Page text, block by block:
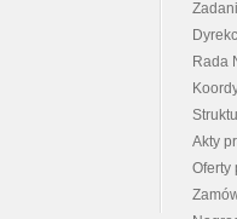
Rada
Akty
Oferty